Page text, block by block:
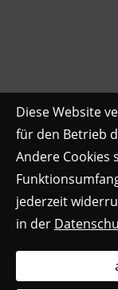
Diese Website
für den Betrieb
Andere
jederzeit
in der